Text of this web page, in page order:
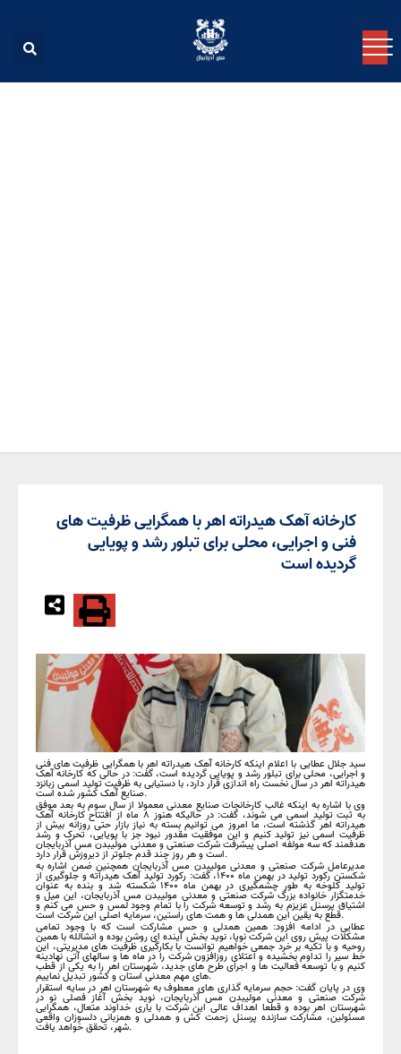
کارخانه آهک هیدراته اهر با همگرایی ظرفیت های
فنی و اجرایی، محلی برای تبلور رشد و پویایی
گردیده است
سید جلال عطایی با اعلام اینکه کارخانه آهک هیدراته اهر با همگرایی ظرفیت های فنی
و اجرایی، محلی برای تبلور رشد و پویایی گردیده است، گفت: در حالی که کارخانه آهک
هیدراته اهر در سال نخست راه اندازی قرار دارد، با دستیابی به ظرفیت تولید اسمی زبانزد
صنایع آهک کشور شده است.
وی با اشاره به اینکه غالب کارخانجات صنایع معدنی معمولا از سال سوم به بعد موفق
به ثبت تولید اسمی می شوند، گفت: در حالیکه هنوز ۸ ماه از افتتاح کارخانه آهک
هیدراته اهر گذشته است، ما امروز می توانیم بسته به نیاز بازار حتی روزانه بیش از
ظرفیت اسمی نیز تولید کنیم و این موفقیت مقدور نبود جز با پویایی، تحرک و رشد
هدفمند که سه مولفه اصلی پیشرفت شرکت صنعتی و معدنی مولیبدن مس آذربایجان
است و هر روز چند قدم جلوتر از دیروزش قرار دارد.
مدیرعامل شرکت صنعتی و معدنی مولیبدن مس آذربایجان همچنین ضمن اشاره به
شکستن رکورد تولید در بهمن ماه ۱۴۰۰، گفت: رکورد تولید آهک هیدراته و جلوگیری از
تولید کلوخه به طور چشمگیری در بهمن ماه ۱۴۰۰ شکسته شد و بنده به عنوان
خدمتگزار خانواده بزرگ شرکت صنعتی و معدنی مولیبدن مس آذربایجان، این میل و
اشتیاق پرسنل عزیزم به رشد و توسعه شرکت را با تمام وجود لمس و حس می کنم و
قطع به یقین این همدلی ها و همت های راستین، سرمایه اصلی این شرکت است.
عطایی در ادامه افزود: همین همدلی و حس مشارکت است که با وجود تمامی
مشکلات پیش روی این شرکت نوپا، نوید بخش آینده ای روشن بوده و انشالله با همین
روحیه و با تکیه بر خرد جمعی خواهیم توانست با بکارگیری ظرفیت های مدیریتی، این
خط سیر را تداوم بخشیده و اعتلای روزافزون شرکت را در ماه ها و سالهای آتی نهادینه
کنیم و با توسعه فعالیت ها و اجرای طرح های جدید، شهرستان اهر را به یکی از قطب
های مهم معدنی استان و کشور تبدیل نماییم.
وی در پایان گفت: حجم سرمایه گذاری های معطوف به شهرستان اهر در سایه استقرار
شرکت صنعتی و معدنی مولیبدن مس آذربایجان، نوید بخش آغاز فصلی نو در
شهرستان اهر بوده و قطعا اهداف عالی این شرکت با یاری خداوند متعال، همگرایی
مسئولین، مشارکت سازنده پرسنل زحمت کش و همدلی و همزبانی دلسوزان واقعی
شهر، تحقق خواهد یافت.